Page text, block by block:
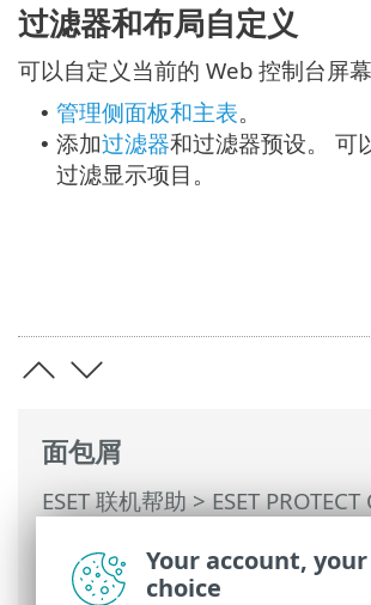
面包屑
ESET 联机帮助>ESET
PROTECT On-Prem 主菜单 >更
文件
过滤器和布局自定义
可以自定义当前的 Web 控制台屏幕
• 管理侧面板和主表。
• 添加过滤器和过滤器预设。 可
过滤显示项目。
Your account,
choice